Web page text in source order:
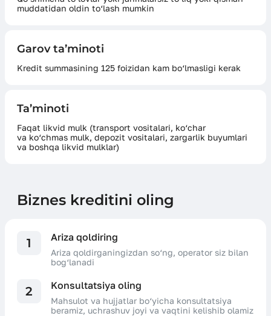
muddatidan oldin to‘lash mumkin
Garov ta’minoti
Kredit summasining 125 foizidan kam bo‘lmasligi kerak
Ta’minoti
Faqat likvid mulk (transport vositalari, ko‘char
va ko‘chmas mulk, depozit vositalari, zargarlik buyumlari
va boshqa likvid mulklar)
Biznes kreditini oling
1 Ariza qoldiring
Ariza qoldirganingizdan so‘ng, operator siz bilan
bog‘lanadi
2 Konsultatsiya oling
Mahsulot va hujjatlar bo‘yicha konsultatsiya
beramiz, uchrashuv joyi va vaqtini kelishib olamiz